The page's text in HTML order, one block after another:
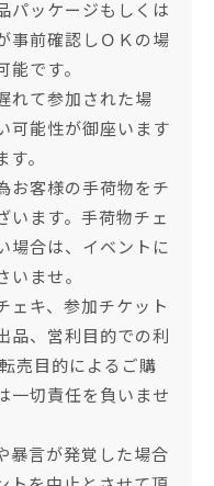
パッケージもしくは
事前確認しＯＫの場
です。
れて参加された場
可能性が御座います
。
お客様の手荷物をチ
います。手荷物チェ
場合は、イベントに
いませ。
ェキ、参加チケット
品、営利目的での利
売目的によるご購
一切責任を負いませ
暴言が発覚した場合